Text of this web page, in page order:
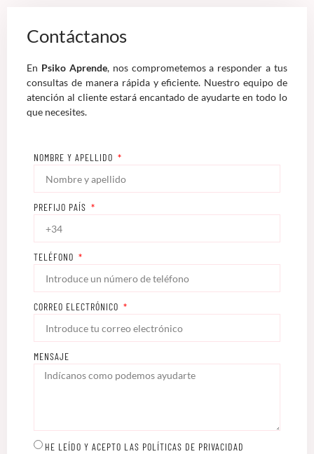
Contáctanos
En Psiko Aprende, nos comprometemos a responder a tus
consultas de manera rápida y eficiente. Nuestro equipo de
atención al cliente estará encantado de ayudarte en todo lo
que necesites.
NOMBRE Y APELLIDO
PREFIJO PAÍS
TELÉFONO
CORREO ELECTRÓNICO
MENSAJE
HE LEÍDO Y ACEPTO LAS POLÍTICAS DE PRIVACIDAD